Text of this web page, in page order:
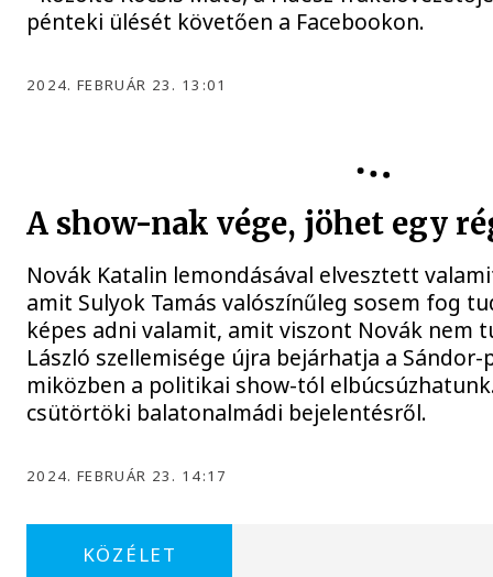
pénteki ülését követően a Facebookon.
2024. FEBRUÁR 23. 13:01
A show-nak vége, jöhet egy
Novák Katalin lemondásával elvesztett
amit Sulyok Tamás valószínűleg sosem fog
képes adni valamit, amit viszont Novák nem
László szellemisége újra bejárhatja a
miközben a politikai show-tól
csütörtöki balatonalmádi bejelentésről.
2024. FEBRUÁR 23. 14:17
KÖZÉLET